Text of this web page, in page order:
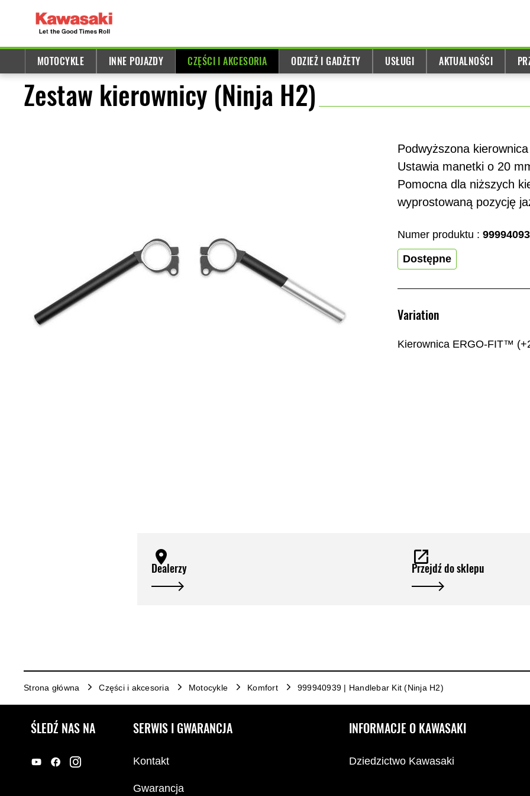
MOTOCYKLE INNE POJAZDY CZĘŚCI I AKCESORIA ODZIEŻ I GADŻETY USŁUGI AKTUALNOŚCI
Zestaw kierownicy (Ninja H2)
Podwyższona
Ustawia manetki o 20
Pomocna dla niższych
wyprostowaną pozycję
Numer produktu :
Dostępne
Variation
Kierownica ERGO-FIT™
Dealerzy Przejdź do sklepu
Strona główna Części i akcesoria Motocykle Komfort 999940939 | Handlebar Kit (Ninja H2)
ŚLEDŹ NAS NA SERWIS I GWARANCJA
Kontakt
Gwarancja
INFORMACJE O KAWASAKI
Dziedzictwo Kawasaki